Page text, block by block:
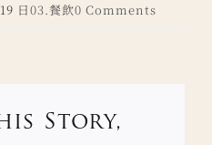
日03.餐飲0 Comments
Story,